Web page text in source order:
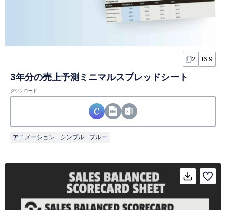
2 16:9
3年分の売上予測ミニマルスプレッドシート
ダウンロード
アニメーション シンプル ブルー